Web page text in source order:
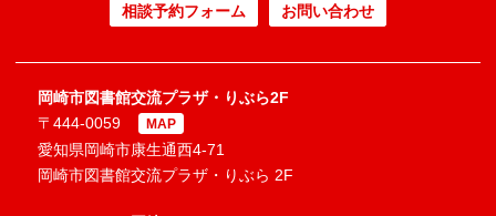
相談予約フォーム お問い合わせ
岡崎市図書館交流プラザ・りぶら2F
〒444-0059
MAP
愛知県岡崎市康生通西4-71
岡崎市図書館交流プラザ・りぶら 2F